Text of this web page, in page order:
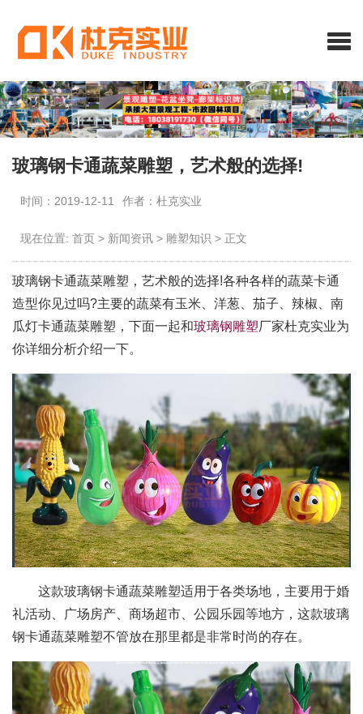
玻璃钢卡通蔬菜雕塑，艺术般的选择!
时间：2019-12-11 作者：杜克实业
现在位置: 首页 > 新闻资讯 > 雕塑知识 > 正文
玻璃钢卡通蔬菜雕塑，艺术般的选择!各种各样的蔬菜卡通
造型你见过吗?主要的蔬菜有玉米、洋葱、茄子、辣椒、南
瓜灯卡通蔬菜雕塑，下面一起和玻璃钢雕塑厂家杜克实业为
你详细分析介绍一下。
这款玻璃钢卡通蔬菜雕塑适用于各类场地，主要用于婚
礼活动、广场房产、商场超市、公园乐园等地方，这款玻璃
钢卡通蔬菜雕塑不管放在那里都是非常时尚的存在。